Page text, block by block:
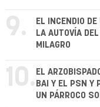
9.
EL INCENDIO
LA AUTOVÍA
MILAGRO
10. EL
BAI Y EL PSN Y
UN PÁRROCO